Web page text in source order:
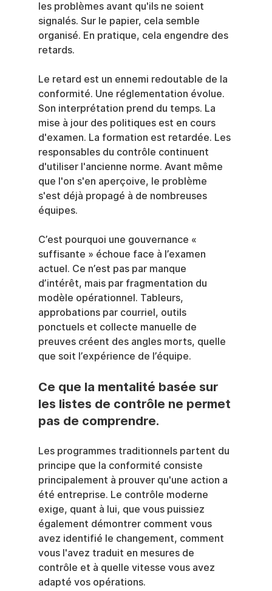
les problèmes avant qu'ils ne soient
signalés. Sur le papier, cela semble
organisé. En pratique, cela engendre des
retards.
Le retard est un ennemi redoutable de la
conformité. Une réglementation évolue.
Son interprétation prend du temps. La
mise à jour des politiques est en cours
d'examen. La formation est retardée. Les
responsables du contrôle continuent
d'utiliser l'ancienne norme. Avant même
que l'on s'en aperçoive, le problème
s'est déjà propagé à de nombreuses
équipes.
C’est pourquoi une gouvernance «
suffisante » échoue face à l’examen
actuel. Ce n’est pas par manque
d’intérêt, mais par fragmentation du
modèle opérationnel. Tableurs,
approbations par courriel, outils
ponctuels et collecte manuelle de
preuves créent des angles morts, quelle
que soit l’expérience de l’équipe.
Ce que la mentalité basée sur
les listes de contrôle ne permet
pas de comprendre.
Les programmes traditionnels partent du
principe que la conformité consiste
principalement à prouver qu'une action a
été entreprise. Le contrôle moderne
exige, quant à lui, que vous puissiez
également démontrer comment vous
avez identifié le changement, comment
vous l'avez traduit en mesures de
contrôle et à quelle vitesse vous avez
adapté vos opérations.